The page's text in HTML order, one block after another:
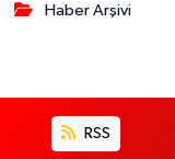
Haber Arşivi
RSS